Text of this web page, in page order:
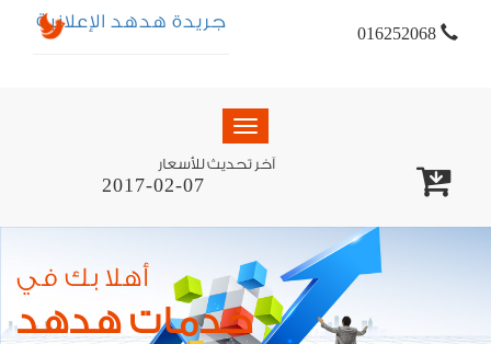
جريدة هدهد الإعلانية
016252068
آخر تحديث للأسعار
2017-02-07
أهلا بك في
خدمات هدهد